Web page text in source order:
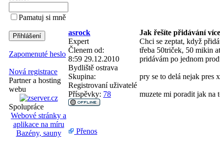
Pamatuj si mně
Zapomenuté heslo
Nová registrace
Partner a hosting
webu
Spolupráce
Webové stránky a
aplikace na míru
Bazény, sauny
asrock
Jak řešíte přidávání
Expert
Členem od:
8:59 29.12.2010
Bydliště ostrava
Skupina:
Registrovaní uživatelé
Příspěvky: 78
Chci se zeptat, když
třeba 50triček, 50 mikin
pridávám po jednom
pry se to delá nejak pres
muzete mi poradit jak na
Přenos